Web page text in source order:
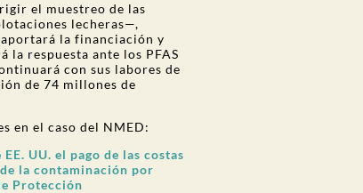
el muestreo de las
lecheras—,
aportará la financiación y
la respuesta ante los PFAS
con sus labores de
de 74 millones de
en el caso del NMED:
UU. el pago de las costas
la contaminación por
Protección